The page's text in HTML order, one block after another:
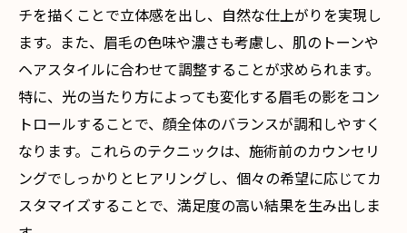
チを描くことで立体感を出し、自然な仕上がりを実現し
ます。また、眉毛の色味や濃さも考慮し、肌のトーンや
ヘアスタイルに合わせて調整することが求められます。
特に、光の当たり方によっても変化する眉毛の影をコン
トロールすることで、顔全体のバランスが調和しやすく
なります。これらのテクニックは、施術前のカウンセリ
ングでしっかりとヒアリングし、個々の希望に応じてカ
スタマイズすることで、満足度の高い結果を生み出しま